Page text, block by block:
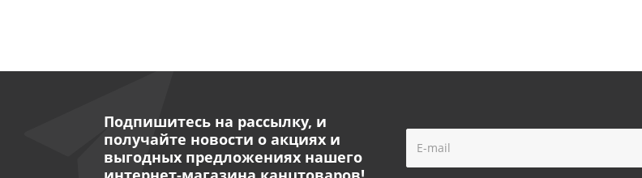
Подпишитесь на рассылку, и
получайте новости о акциях и
выгодных предложениях нашего